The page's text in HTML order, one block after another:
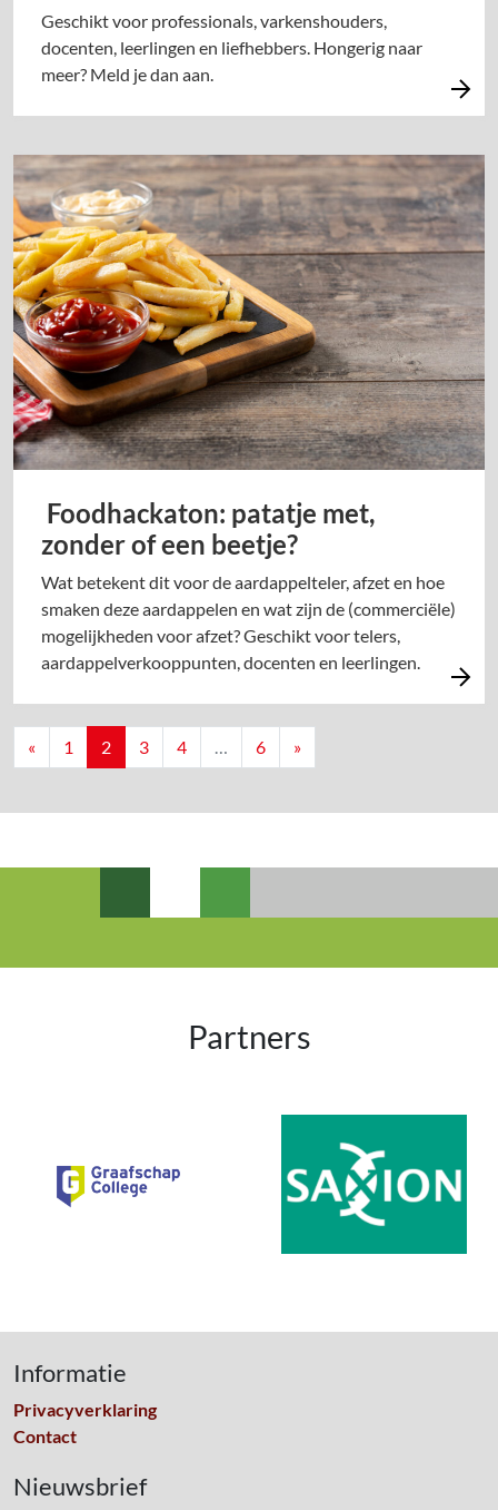
Geschikt voor professionals, varkenshouders,
docenten, leerlingen en liefhebbers. Hongerig naar
meer? Meld je dan aan.
Foodhackaton: patatje met,
zonder of een beetje?
Wat betekent dit voor de aardappelteler, afzet en hoe
smaken deze aardappelen en wat zijn de (commerciële)
mogelijkheden voor afzet? Geschikt voor telers,
aardappelverkooppunten, docenten en leerlingen.
Berichten navigatie
« 1 2 3 4 … 6 »
Partners
Informatie
Privacyverklaring
Contact
Nieuwsbrief